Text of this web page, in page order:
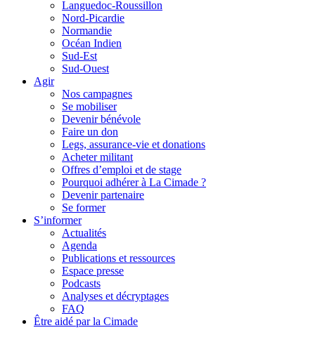
Languedoc-Roussillon
Nord-Picardie
Normandie
Océan Indien
Sud-Est
Sud-Ouest
Agir
Nos campagnes
Se mobiliser
Devenir bénévole
Faire un don
Legs, assurance-vie et donations
Acheter militant
Offres d’emploi et de stage
Pourquoi adhérer à La Cimade ?
Devenir partenaire
Se former
S’informer
Actualités
Agenda
Publications et ressources
Espace presse
Podcasts
Analyses et décryptages
FAQ
Être aidé par la Cimade